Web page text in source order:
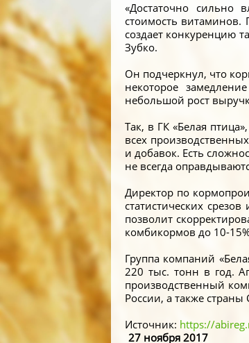
«Достаточно сильно
стоимость
создает конкуренцию
Зубко.
Он подчеркнул, что
некоторое
небольшой рост
Так, в ГК «Белая
всех
и добавок. Есть
не всегда
Директор по
статистических
позволит
комбикормов до 10-
Группа компаний
220 тыс. тонн в год.
производственный
России, а также страны
Источник: https://
27 ноября 2017